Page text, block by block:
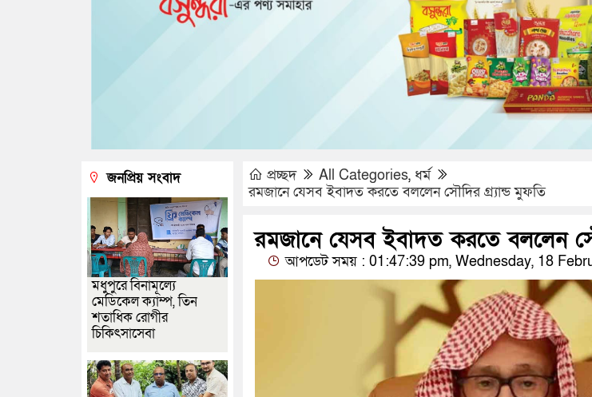
প্রচ্ছদ All Categories, ধর্ম
রমজানে যেসব ইবাদত করতে বললেন সৌদির গ্র্যান্ড মুফতি
রমজানে যেসব ইবাদত করতে বললেন
আপডেট সময় : 01:47:39 pm, Wednesday, 18
জনপ্রিয় সংবাদ
মধুপুরে বিনামূল্যে
মেডিকেল ক্যাম্প, তিন
শতাধিক রোগীর
চিকিৎসাসেবা